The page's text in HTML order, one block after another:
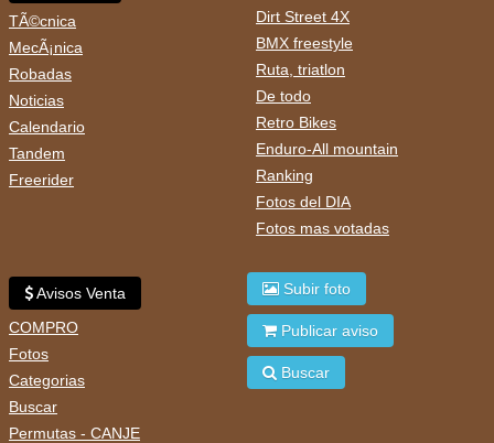
TÃ©cnica
MecÃ¡nica
Robadas
Noticias
Calendario
Tandem
Freerider
Dirt Street 4X
BMX freestyle
Ruta, triatlon
De todo
Retro Bikes
Enduro-All mountain
Ranking
Fotos del DIA
Fotos mas votadas
Avisos Venta
COMPRO
Fotos
Categorias
Buscar
Permutas - CANJE
Subir foto
Publicar aviso
Buscar